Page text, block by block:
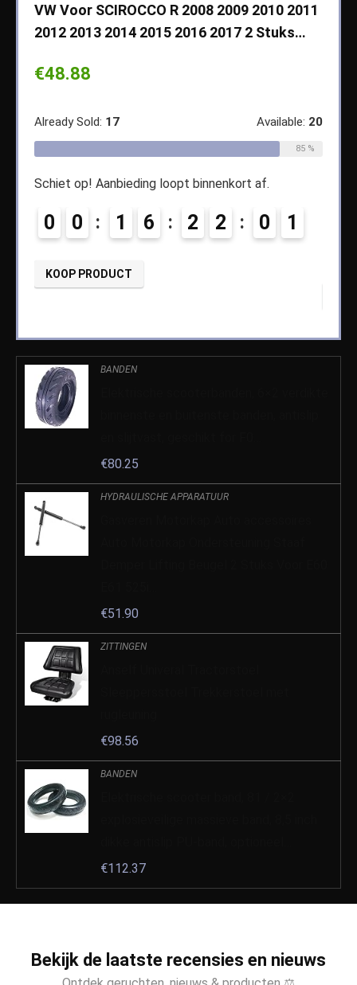
VW Voor SCIROCCO R 2008 2009 2010 2011
2012 2013 2014 2015 2016 2017 2 Stuks…
€48.88
Already Sold: 17 Available: 20
85 %
Schiet op! Aanbieding loopt binnenkort af.
0 0 1 6 2 2 0 0
KOOP PRODUCT
BANDEN
€80.25
HYDRAULISCHE APPARATUUR
€51.90
ZITTINGEN
€98.56
BANDEN
€112.37
Bekijk de laatste recensies en nieuws